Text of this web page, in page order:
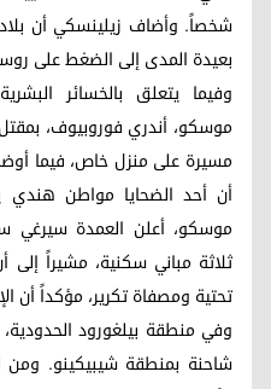
شخصاً. وأضاف زيلينسكي أن
بعيدة المدى إلى الضغط على
وفيما يتعلق بالخسائر
موسكو، أندري فوروبيوف،
مسيرة على منزل خاص، فيما
أن أحد الضحايا مواطن
ثلاثة مباني سكنية، مشيراً
تحتية ومصفاة تكرير، مؤكداً أن
وفي منطقة بيلغورود
شاحنة بمنطقة شيبيكينو. ومن